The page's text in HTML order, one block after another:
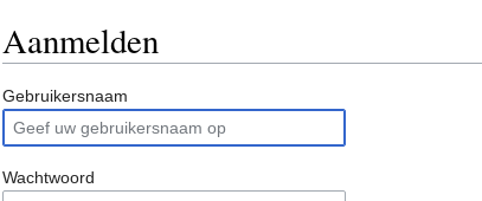
Aanmelden
Gebruikersnaam
Wachtwoord